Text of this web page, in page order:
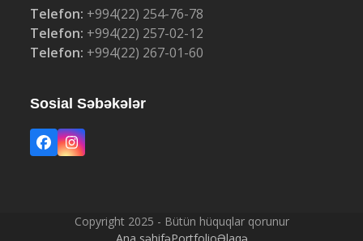
Telefon: +994(22) 254-76-78
Telefon: +994(22) 257-02-12
Telefon: +994(22) 267-01-60
Sosial Səbəkələr
Facebook
Instagram
Copyright 2025 - Bütün hüquqlar qorunur